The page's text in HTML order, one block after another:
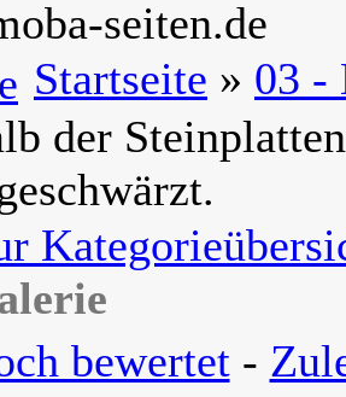
seiten.de
Startseite » 03 -
der
bewertet-